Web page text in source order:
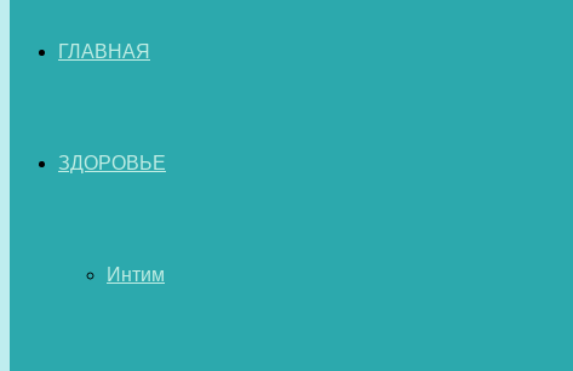
ГЛАВНАЯ
ЗДОРОВЬЕ
Интим